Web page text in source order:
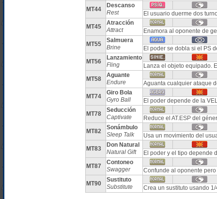
MT44
Descanso
Rest
El usuario duerme dos
MT45
Atracción
Attract
Enamora al oponente de
MT55
Salmuera
Brine
El poder se dobla si el PS
MT56
Lanzamiento
Fling
Lanza el objeto equipado.
MT58
Aguante
Endure
Aguanta cualquier ataque
MT74
Giro Bola
Gyro Ball
El poder depende de la
MT78
Seducción
Captivate
Reduce el AT.ESP del
MT82
Sonámbulo
Sleep Talk
Usa un movimiento del
MT83
Don Natural
Natural Gift
El poder y el tipo depende
MT87
Contoneo
Swagger
Confunde al oponente
MT90
Sustituto
Substitute
Crea un sustituto usando